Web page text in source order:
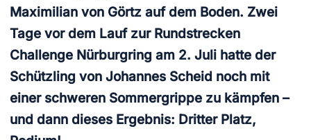
Maximilian von Görtz auf dem Boden. Zwei
Tage vor dem Lauf zur Rundstrecken
Challenge Nürburgring am 2. Juli hatte der
Schützling von Johannes Scheid noch mit
einer schweren Sommergrippe zu kämpfen –
und dann dieses Ergebnis: Dritter Platz,